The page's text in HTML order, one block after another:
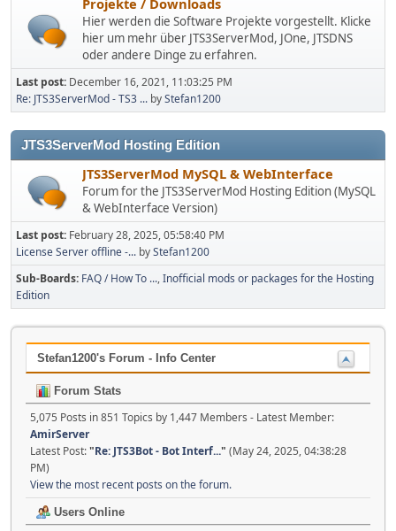
Projekte / Downloads
Hier werden die Software Projekte vorgestellt. Klicke
hier um mehr über JTS3ServerMod, JOne, JTSDNS
oder andere Dinge zu erfahren.
Last post: December 16, 2021, 11:03:25 PM
Re: JTS3ServerMod - TS3 ... byStefan1200
JTS3ServerMod Hosting Edition
JTS3ServerMod MySQL & WebInterface
Forum for the JTS3ServerMod Hosting Edition (MySQL
& WebInterface Version)
Last post: February 28, 2025, 05:58:40 PM
License Server offline -... byStefan1200
Sub-Boards FAQ / How To ... Inofficial mods or packages for the Hosting
Edition
Stefan1200's Forum - Info Center
Forum Stats
5,075 Posts in 851 Topics by 1,447 Members - Latest Member:
AmirServer
Latest Post:"Re: JTS3Bot - Bot Interf..." (May 24, 2025, 04:38:28
PM)
View the most recent posts on the forum.
Users Online